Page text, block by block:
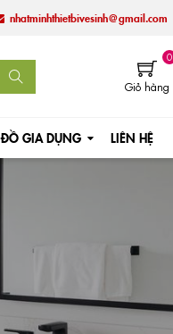
nhatminhthietbivesinh@gmail.com
0
Giỏ hàng
ĐỒ GIA DỤNG LIÊN HỆ